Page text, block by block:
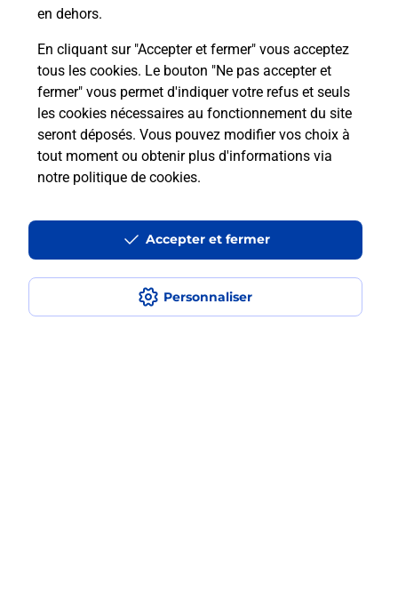
en dehors.
En cliquant sur "Accepter et fermer" vous acceptez
tous les cookies. Le bouton "Ne pas accepter et
fermer" vous permet d'indiquer votre refus et seuls
les cookies nécessaires au fonctionnement du site
seront déposés. Vous pouvez modifier vos choix à
tout moment ou obtenir plus d'informations via
notre politique de cookies.
Personnaliser
Accepter et fermer
Est-ce que je peux bénéficier de la 5G
avec La Poste Mobile ?
Est-ce que je peux utiliser mon forfait
à l’étranger avec La Poste Mobile ?
Est-ce que je peux payer mon iPhone
?
Est-ce que je peux assurer mon